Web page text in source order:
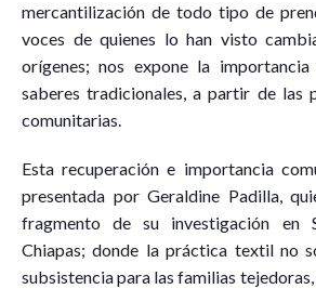
mercantilización de todo tipo de
voces de quienes lo han visto
orígenes; nos expone la
saberes tradicionales, a partir de las
comunitarias.
Esta recuperación e importancia
presentada por Geraldine Padilla,
fragmento de su investigación en
Chiapas; donde la práctica textil no
subsistencia para las familias